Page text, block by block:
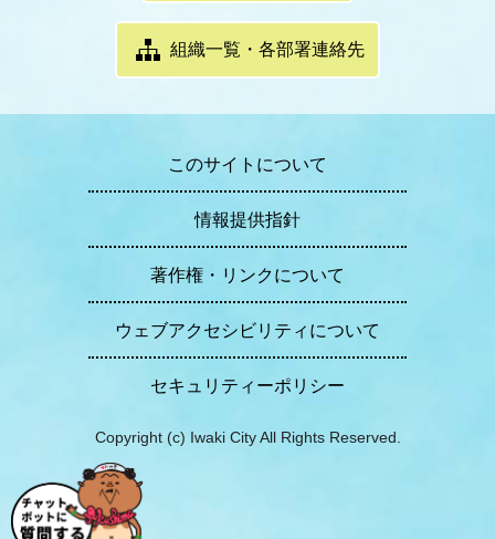
組織一覧・各部署連絡先
このサイトについて
情報提供指針
著作権・リンクについて
ウェブアクセシビリティについて
セキュリティーポリシー
Copyright (c) Iwaki City All Rights Reserved.